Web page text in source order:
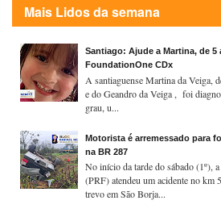
Mais Lidos da semana
Santiago: Ajude a Martina, de 5
FoundationOne CDx
A santiaguense Martina da Veiga,
e do Geandro da Veiga , foi
grau, u...
Motorista é arremessado para
na BR 287
No início da tarde do sábado (1º),
(PRF) atendeu um acidente no km
trevo em São Borja...